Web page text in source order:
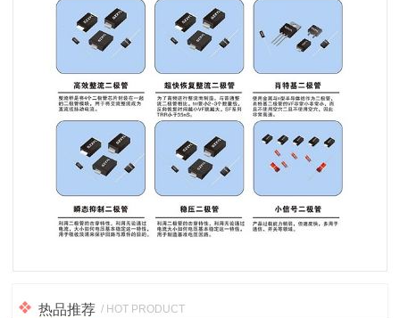
热品推荐 / HOT PRODUCT